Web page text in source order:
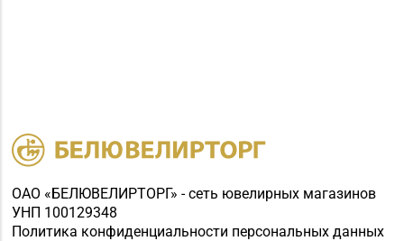
ОАО «БЕЛЮВЕЛИРТОРГ» - сеть ювелирных магазинов
УНП 100129348
Политика конфиденциальности персональных данных